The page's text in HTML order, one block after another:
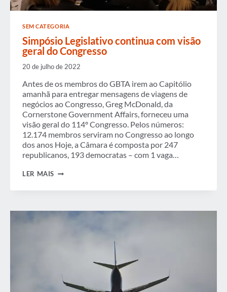
SEM CATEGORIA
Simpósio Legislativo continua com visão
geral do Congresso
20 de julho de 2022
Antes de os membros do GBTA irem ao Capitólio
amanhã para entregar mensagens de viagens de
negócios ao Congresso, Greg McDonald, da
Cornerstone Government Affairs, forneceu uma
visão geral do 114º Congresso. Pelos números:
12.174 membros serviram no Congresso ao longo
dos anos Hoje, a Câmara é composta por 247
republicanos, 193 democratas – com 1 vaga…
LER MAIS SIMPÓSIO
GERAL